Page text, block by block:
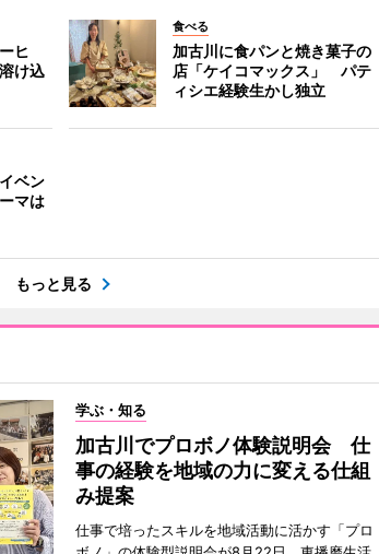
ヒ
け込
食べる
加古川に食パンと焼き菓子の
店「ケイコマックス」 パテ
ィシエ経験生かし独立
ベン
マは
もっと見る
学ぶ・知る
加古川でプロボノ体験説明会 仕
事の経験を地域の力に変える仕組
み提案
仕事で培ったスキルを地域活動に活かす「プロ